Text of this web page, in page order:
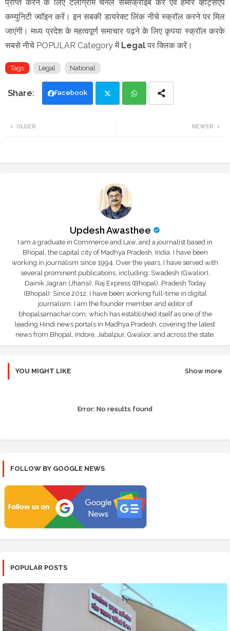
प्राप्त करने के लिए टेलीग्राम चैनल सब्सक्राइब करें एवं हमारे व्हाट्सएप
कम्युनिटी ज्वॉइन करें। इन सबकी डायरेक्ट लिंक नीचे स्क्रॉल करने पर मिल
जाएंगी। मध्य प्रदेश के महत्वपूर्ण समाचार पढ़ने के लिए कृपया स्क्रॉल करके
सबसे नीचे POPULAR Category में Legal पर क्लिक करें।
Tags Legal National
Facebook
NEWER
OLDER
Updesh Awasthee
I am a graduate in Commerce and Law, and a journalist based in
Bhopal, the capital city of Madhya Pradesh, India. I have been
working in journalism since 1994. Over the years, I have served with
several prominent publications, including: Swadesh (Gwalior),
Dainik Jagran (Jhansi), Raj Express (Bhopal), Pradesh Today
(Bhopal); Since 2012, I have been working full-time in digital
journalism. I am the founder member and editor of
bhopalsamachar.com, which has established itself as one of the
leading Hindi news portals in Madhya Pradesh, covering the latest
news from Bhopal, Indore, Jabalpur, Gwalior, and across the state.
YOU MIGHT LIKE Show more
Error: No results found
FOLLOW BY GOOGLE NEWS
POPULAR POSTS